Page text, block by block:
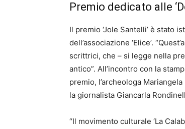
Premio dedicato alle
Il premio ‘Jole Santelli’ è stato
dell’associazione ‘Elice’.
scrittrici, che – si legge nella
antico”. All’incontro con la
premio, l’archeologa
la giornalista Giancarla
“Il movimento culturale ‘La